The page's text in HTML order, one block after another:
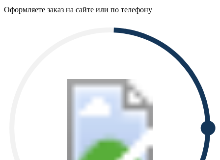
Оформляете заказ на сайте или по телефону